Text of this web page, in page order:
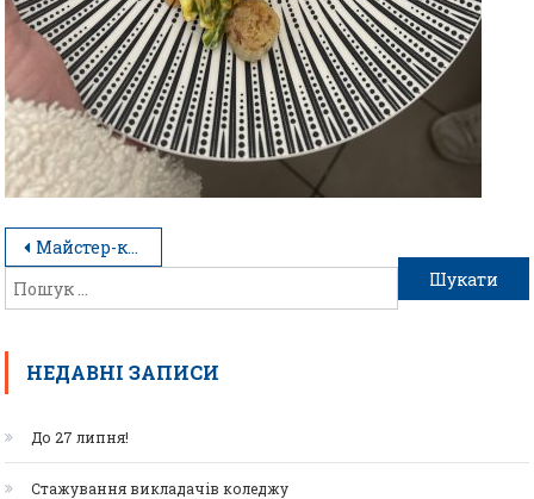
Майстер-клас «Морський смак професії»
НЕДАВНІ ЗАПИСИ
До 27 липня!
Стажування викладачів коледжу